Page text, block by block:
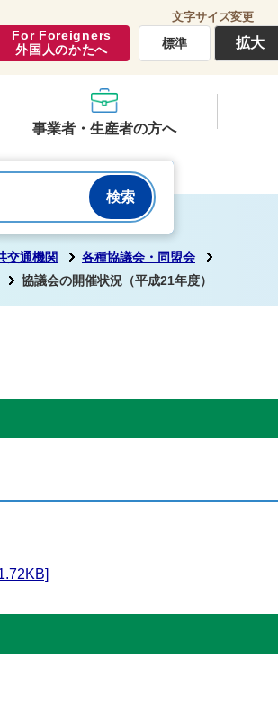
ムページくらし・行政
For Foreigners
外国人のかたへ
文字サイズ変更
標準 拡大
事業者・生産者の方へ
交通機関
各種協議会・同盟会
協議会の開催状況（平成21年度）